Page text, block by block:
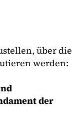
über die
werden:
der